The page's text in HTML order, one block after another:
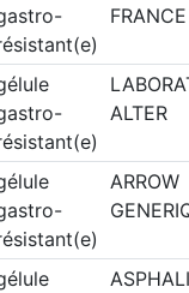
FRANCE
ALTER
ARROW